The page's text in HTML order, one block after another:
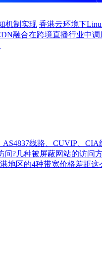
机制实现 香港云环境下
融合在跨境直播行业中
线路、CUVIP、CIA
问?几种被屏蔽网站的访问
港地区的4种带宽价格差距这